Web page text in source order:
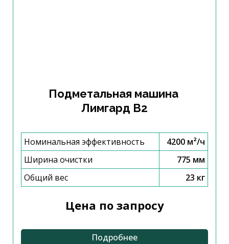
Подметальная машина
Лимгард B2
Номинальная эффективность
4200 м²/ч
Ширина очистки
775 мм
Общий вес
23 кг
Цена по запросу
Подробнее